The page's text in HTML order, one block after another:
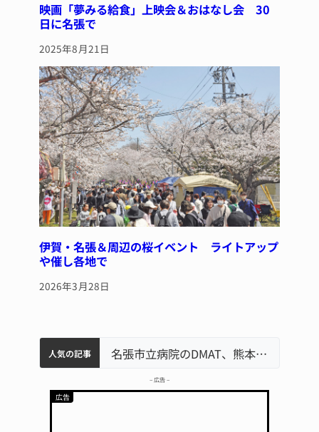
映画「夢みる給食」上映会＆おはなし会 30
日に名張で
2025年8月21日
伊賀・名張＆周辺の桜イベント ライトアップ
や催し各地で
2026年3月28日
人気の記事
名張市水道料金47％値上げへ 答申案、審議会で大筋まとまる
器物損壊容疑で83歳女逮捕 伊賀署
中学校の陶壁モニュメント 地元建設会社がボランティアで清掃 伊賀 名張市立病院のDMAT、熊本地震の被災地へ 能登以来3回目の派遣
– 広告 –